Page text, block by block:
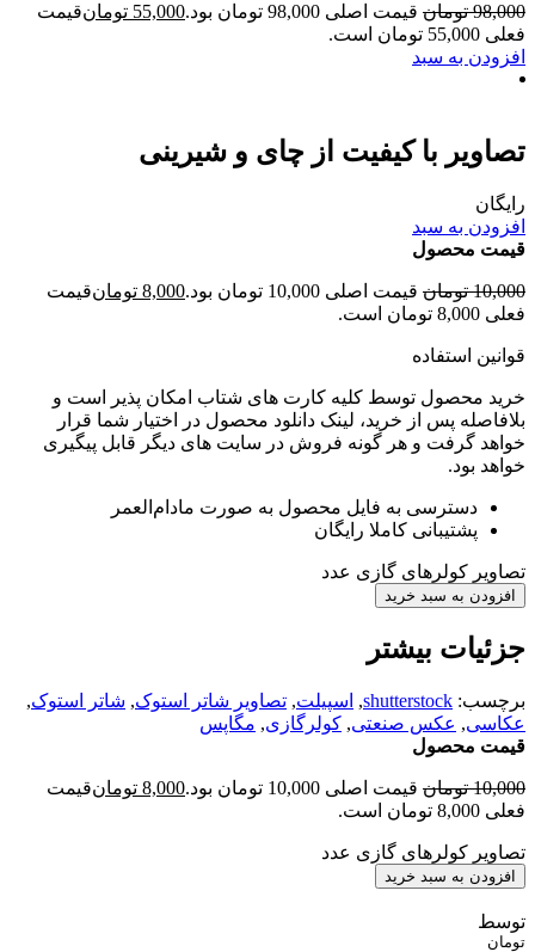
98,000 تومان قیمت اصلی 98,000 تومان بود. 55,000 تومانقیمت
فعلی 55,000 تومان است.
افزودن به سبد
تصاویر با کیفیت از چای و شیرینی
رایگان
افزودن به سبد
قیمت محصول
10,000 تومان قیمت اصلی 10,000 تومان بود. 8,000 تومانقیمت
فعلی 8,000 تومان است.
قوانین استفاده
خرید محصول توسط کلیه کارت های شتاب امکان پذیر است و
بلافاصله پس از خرید، لینک دانلود محصول در اختیار شما قرار
خواهد گرفت و هر گونه فروش در سایت های دیگر قابل پیگیری
خواهد بود.
دسترسی به فایل محصول به صورت مادام‌العمر
پشتیبانی کاملا رایگان
تصاویر کولرهای گازی عدد
افزودن به سبد خرید
جزئیات بیشتر
برچسب: shutterstock
, اسپیلت, تصاویر شاتر استوک, شاتر استوک,
عکاسی, عکس صنعتی, کولرگازی, مگاپس
قیمت محصول
10,000 تومان قیمت اصلی 10,000 تومان بود. 8,000 تومانقیمت
فعلی 8,000 تومان است.
تصاویر کولرهای گازی عدد
افزودن به سبد خرید
توسط
تومان